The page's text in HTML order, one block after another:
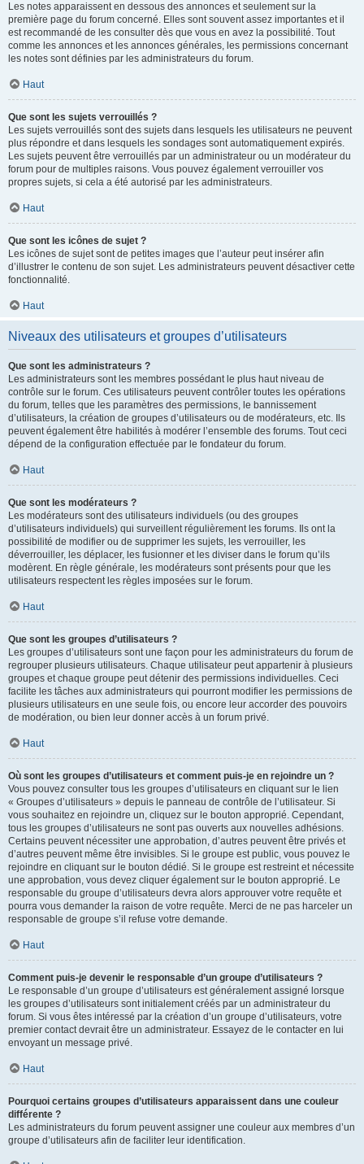
Les notes apparaissent en dessous des annonces et seulement sur la
première page du forum concerné. Elles sont souvent assez importantes et il
est recommandé de les consulter dès que vous en avez la possibilité. Tout
comme les annonces et les annonces générales, les permissions concernant
les notes sont définies par les administrateurs du forum.
Haut
Que sont les sujets verrouillés ?
Les sujets verrouillés sont des sujets dans lesquels les utilisateurs ne peuvent
plus répondre et dans lesquels les sondages sont automatiquement expirés.
Les sujets peuvent être verrouillés par un administrateur ou un modérateur du
forum pour de multiples raisons. Vous pouvez également verrouiller vos
propres sujets, si cela a été autorisé par les administrateurs.
Haut
Que sont les icônes de sujet ?
Les icônes de sujet sont de petites images que l’auteur peut insérer afin
d’illustrer le contenu de son sujet. Les administrateurs peuvent désactiver cette
fonctionnalité.
Haut
Niveaux des utilisateurs et groupes d’utilisateurs
Que sont les administrateurs ?
Les administrateurs sont les membres possédant le plus haut niveau de
contrôle sur le forum. Ces utilisateurs peuvent contrôler toutes les opérations
du forum, telles que les paramètres des permissions, le bannissement
d’utilisateurs, la création de groupes d’utilisateurs ou de modérateurs, etc. Ils
peuvent également être habilités à modérer l’ensemble des forums. Tout ceci
dépend de la configuration effectuée par le fondateur du forum.
Haut
Que sont les modérateurs ?
Les modérateurs sont des utilisateurs individuels (ou des groupes
d’utilisateurs individuels) qui surveillent régulièrement les forums. Ils ont la
possibilité de modifier ou de supprimer les sujets, les verrouiller, les
déverrouiller, les déplacer, les fusionner et les diviser dans le forum qu’ils
modèrent. En règle générale, les modérateurs sont présents pour que les
utilisateurs respectent les règles imposées sur le forum.
Haut
Que sont les groupes d’utilisateurs ?
Les groupes d’utilisateurs sont une façon pour les administrateurs du forum de
regrouper plusieurs utilisateurs. Chaque utilisateur peut appartenir à plusieurs
groupes et chaque groupe peut détenir des permissions individuelles. Ceci
facilite les tâches aux administrateurs qui pourront modifier les permissions de
plusieurs utilisateurs en une seule fois, ou encore leur accorder des pouvoirs
de modération, ou bien leur donner accès à un forum privé.
Haut
Où sont les groupes d’utilisateurs et comment puis-je en rejoindre un ?
Vous pouvez consulter tous les groupes d’utilisateurs en cliquant sur le lien
« Groupes d’utilisateurs » depuis le panneau de contrôle de l’utilisateur. Si
vous souhaitez en rejoindre un, cliquez sur le bouton approprié. Cependant,
tous les groupes d’utilisateurs ne sont pas ouverts aux nouvelles adhésions.
Certains peuvent nécessiter une approbation, d’autres peuvent être privés et
d’autres peuvent même être invisibles. Si le groupe est public, vous pouvez le
rejoindre en cliquant sur le bouton dédié. Si le groupe est restreint et nécessite
une approbation, vous devez cliquer également sur le bouton approprié. Le
responsable du groupe d’utilisateurs devra alors approuver votre requête et
pourra vous demander la raison de votre requête. Merci de ne pas harceler un
responsable de groupe s’il refuse votre demande.
Haut
Comment puis-je devenir le responsable d’un groupe d’utilisateurs ?
Le responsable d’un groupe d’utilisateurs est généralement assigné lorsque
les groupes d’utilisateurs sont initialement créés par un administrateur du
forum. Si vous êtes intéressé par la création d’un groupe d’utilisateurs, votre
premier contact devrait être un administrateur. Essayez de le contacter en lui
envoyant un message privé.
Haut
Pourquoi certains groupes d’utilisateurs apparaissent dans une couleur
différente ?
Les administrateurs du forum peuvent assigner une couleur aux membres d’un
groupe d’utilisateurs afin de faciliter leur identification.